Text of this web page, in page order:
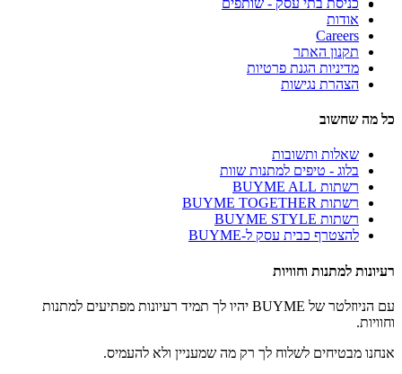
אודות
Careers
תקנון האתר
מדיניות הגנת פרטיות
הצהרת נגישות
כל מה שחשוב
שאלות ותשובות
בלוג - טיפים למתנות שוות
רשתות BUYME ALL
רשתות BUYME TOGETHER
רשתות BUYME STYLE
להצטרף כבית עסק ל-BUYME
רעיונות למתנות וחוויות
עם הניוזלטר של BUYME יהיו לך תמיד רעיונות מפתיעים למתנות
וחוויות.
אנחנו מבטיחים לשלוח לך רק מה שמעניין ולא להעמיס.